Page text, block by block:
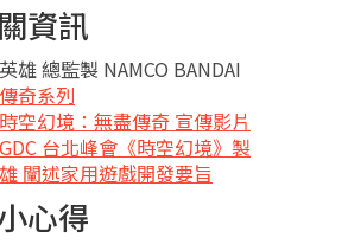
資訊
雄 總監製 NAMCO BANDAI
傳奇系列
時空幻境：無盡傳奇 宣傳影片
GDC 台北峰會《時空幻境》製
闡述家用遊戲開發要旨
心得